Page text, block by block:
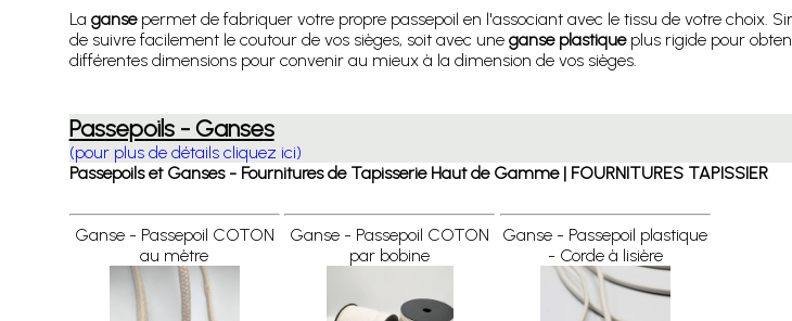
La ganse permet de fabriquer votre propre passepoil en l'associant avec le tissu de votre choix.
de suivre facilement le coutour de vos sièges, soit avec une ganse plastiqueplus rigide pour
différentes dimensions pour convenir au mieux à la dimension de vos sièges.
Passepoils - Ganses
(pour plus de détails cliquez ici)
Passepoils et Ganses - Fournitures de Tapisserie Haut de Gamme | FOURNITURES TAPISSIER
Ganse - Passepoil COTON
au mètre
Ganse - Passepoil COTON
par bobine
Ganse - Passepoil plastique
- Corde à lisière